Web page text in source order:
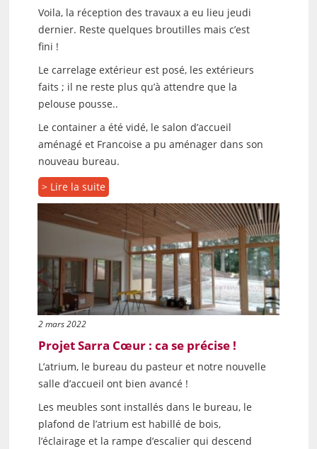
Voila, la réception des travaux a eu lieu jeudi
dernier. Reste quelques broutilles mais c’est
fini !
Le carrelage extérieur est posé, les extérieurs
faits ; il ne reste plus qu’à attendre que la
pelouse pousse..
Le container a été vidé, le salon d’accueil
aménagé et Francoise a pu aménager dans son
nouveau bureau.
> Lire la suite
2 mars 2022
Projet Sarra Cœur : ca se précise !
L’atrium, le bureau du pasteur et notre nouvelle
salle d’accueil ont bien avancé !
Les meubles sont installés dans le bureau, le
plafond de l’atrium est habillé de bois,
l’éclairage et la rampe d’escalier qui descend